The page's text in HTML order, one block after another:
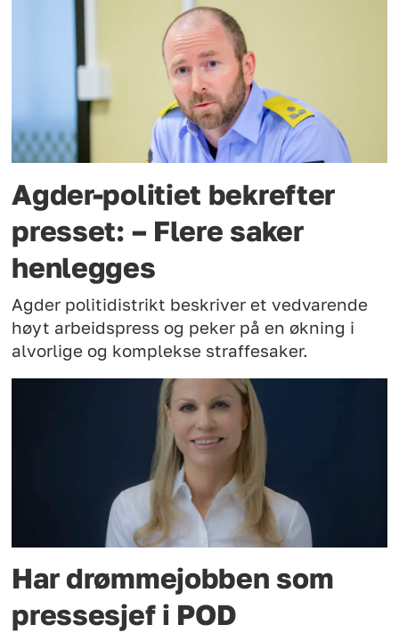
Agder-politiet bekrefter
presset: – Flere saker
henlegges
Agder politidistrikt beskriver et vedvarende
høyt arbeidspress og peker på en økning i
alvorlige og komplekse straffesaker.
Har drømmejobben som
pressesjef i POD